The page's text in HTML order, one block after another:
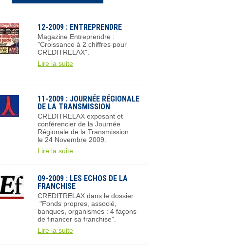
12-2009 : ENTREPRENDRE
Magazine Entreprendre :
"Croissance à 2 chiffres pour
CREDITRELAX".
Lire la suite
11-2009 : JOURNÉE RÉGIONALE
DE LA TRANSMISSION
CREDITRELAX exposant et
conférencier de la Journée
Régionale de la Transmission
le 24 Novembre 2009.
Lire la suite
09-2009 : LES ECHOS DE LA
FRANCHISE
CREDITRELAX dans le dossier
"Fonds propres, associé,
banques, organismes : 4 façons
de financer sa franchise".
Lire la suite